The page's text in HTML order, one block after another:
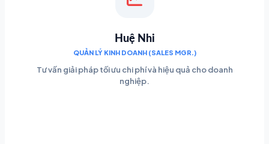
Huệ Nhi
QUẢN LÝ KINH DOANH (SALES MGR.)
Tư vấn giải pháp tối ưu chi phí và hiệu quả cho doanh
nghiệp.